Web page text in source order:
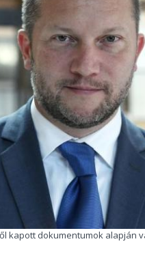
kapott dokumentumok alapján